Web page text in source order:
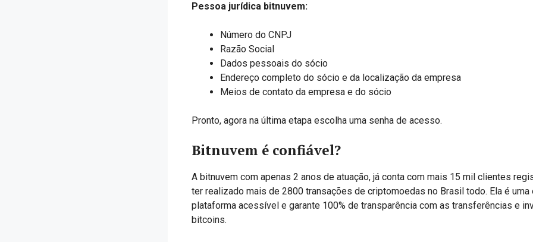
Pessoa jurídica bitnuvem:
Número do CNPJ
Razão Social
Dados pessoais do sócio
Endereço completo do sócio e da localização da empresa
Meios de contato da empresa e do sócio
Pronto, agora na última etapa escolha uma senha de acesso.
Bitnuvem é confiável?
A bitnuvem com apenas 2 anos de atuação, já conta com mais 15 mil clientes
ter realizado mais de 2800 transações de criptomoedas no Brasil todo. Ela é uma
plataforma acessível e garante 100% de transparência com as transferências e
bitcoins.